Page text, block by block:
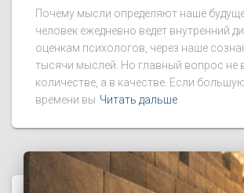
Почему мысли определяют наше
человек ежедневно ведет внутренний
оценкам психологов, через наше
тысячи мыслей. Но главный вопрос не
количестве, а в качестве. Если
времени вы Читать дальше